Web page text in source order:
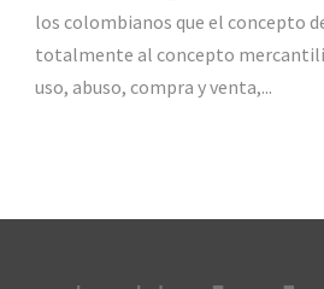
los colombianos que el concepto
totalmente al concepto
uso, abuso, compra y venta,...